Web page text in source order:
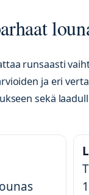
runsaasti
ja eri
sekä